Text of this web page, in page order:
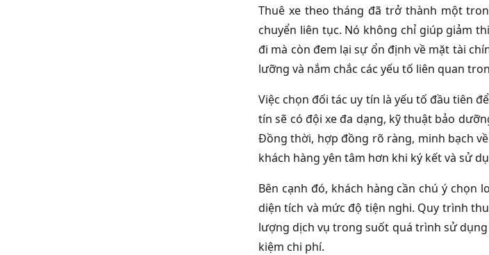
Thuê xe theo tháng đã trở thành một
chuyển liên tục. Nó không chỉ giúp giảm
đi mà còn đem lại sự ổn định về mặt tài
lưỡng và nắm chắc các yếu tố liên quan
Việc chọn đối tác uy tín là yếu tố đầu tiên
tín sẽ có đội xe đa dạng, kỹ thuật bảo
Đồng thời, hợp đồng rõ ràng, minh bạch
khách hàng yên tâm hơn khi ký kết và sử
Bên cạnh đó, khách hàng cần chú ý chọn
diện tích và mức độ tiện nghi. Quy trình
lượng dịch vụ trong suốt quá trình sử
kiệm chi phí.